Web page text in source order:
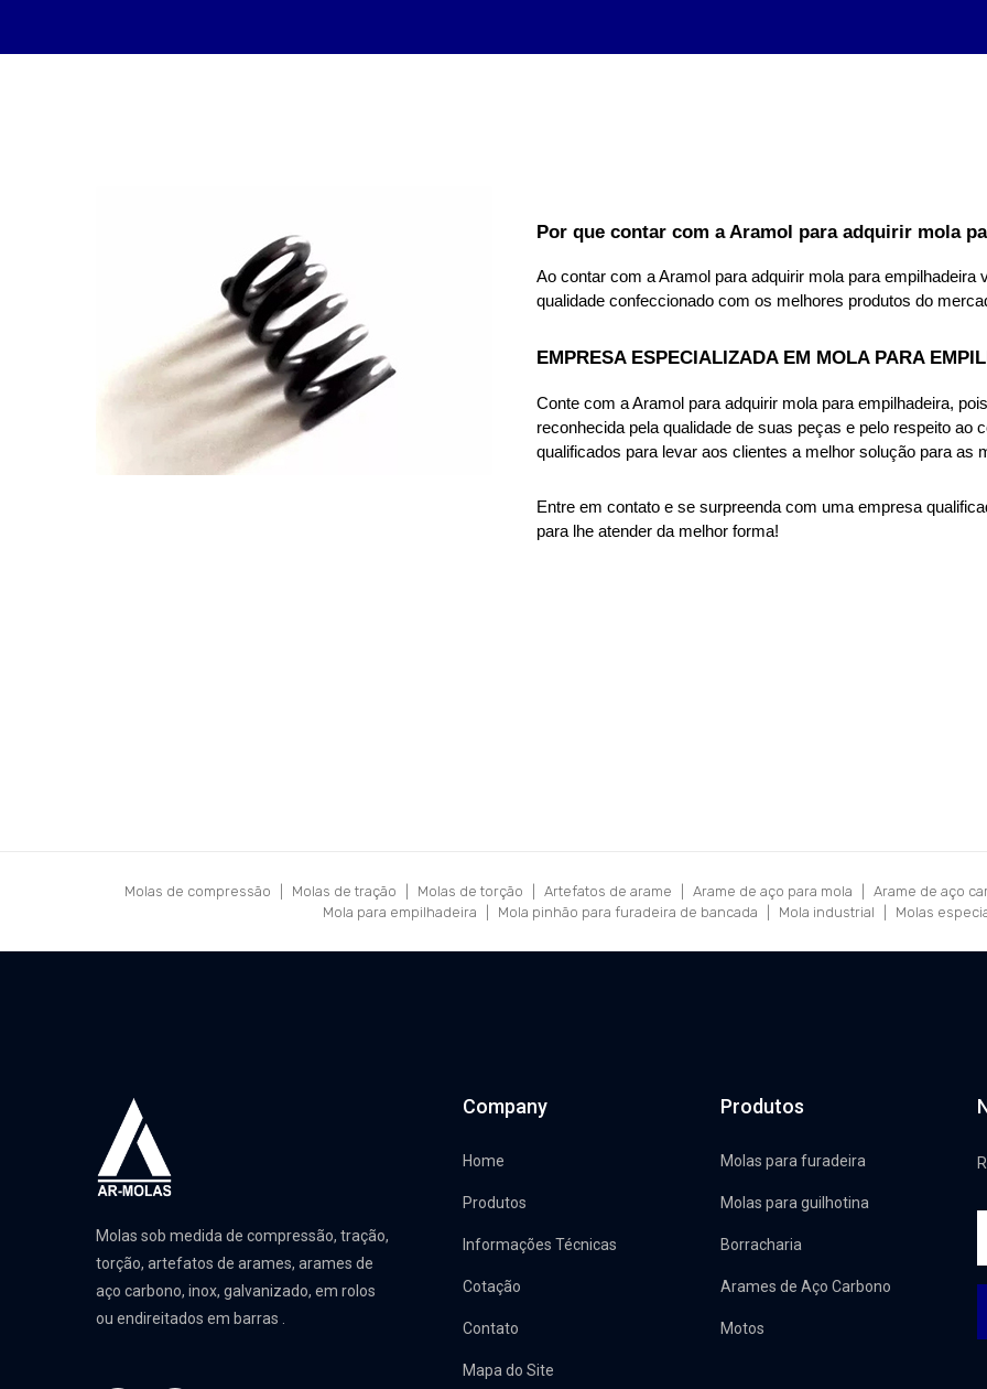
Por que contar com a Aramol para adquirir mola
Ao contar com a Aramol para adquirir mola para
qualidade confeccionado com os melhores produtos do
EMPRESA ESPECIALIZADA EM MOLA PARA
Conte com a Aramol para adquirir mola para empilhadeira,
reconhecida pela qualidade de suas peças e pelo respeito ao
qualificados para levar aos clientes a melhor solução para as
Entre em contato e se surpreenda com uma empresa
para lhe atender da melhor forma!
Molas de compressão Molas de tração Molas de torção Artefatos de arame Arame de aço para mola Arame de aço
Mola para empilhadeira
Mola pinhão para furadeira de bancada Mola industrial Molas
Molas sob medida de compressão, tração,
torção, artefatos de arames, arames de
aço carbono, inox, galvanizado, em rolos
ou endireitados em barras .
Company
Home
Produtos
Informações Técnicas
Cotação
Contato
Mapa do Site
Produtos
Molas para furadeira
Molas para guilhotina
Borracharia
Arames de Aço Carbono
Motos